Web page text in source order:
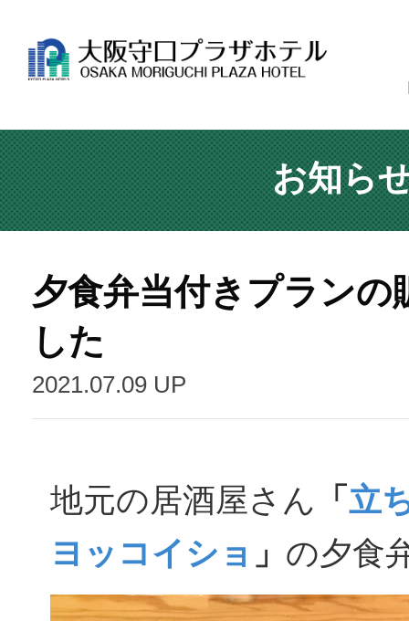
お知ら
夕食弁当付きプランの
した
2021.07.09 UP
地元の居酒屋さん 「 立
ヨッコイショ 」 の夕食